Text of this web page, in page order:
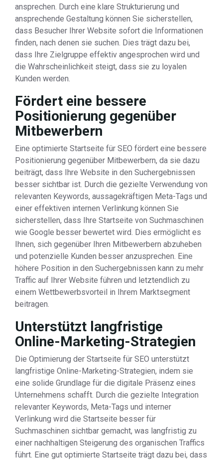
ansprechen. Durch eine klare Strukturierung und
ansprechende Gestaltung können Sie sicherstellen,
dass Besucher Ihrer Website sofort die Informationen
finden, nach denen sie suchen. Dies trägt dazu bei,
dass Ihre Zielgruppe effektiv angesprochen wird und
die Wahrscheinlichkeit steigt, dass sie zu loyalen
Kunden werden.
Fördert eine bessere
Positionierung gegenüber
Mitbewerbern
Eine optimierte Startseite für SEO fördert eine bessere
Positionierung gegenüber Mitbewerbern, da sie dazu
beiträgt, dass Ihre Website in den Suchergebnissen
besser sichtbar ist. Durch die gezielte Verwendung von
relevanten Keywords, aussagekräftigen Meta-Tags und
einer effektiven internen Verlinkung können Sie
sicherstellen, dass Ihre Startseite von Suchmaschinen
wie Google besser bewertet wird. Dies ermöglicht es
Ihnen, sich gegenüber Ihren Mitbewerbern abzuheben
und potenzielle Kunden besser anzusprechen. Eine
höhere Position in den Suchergebnissen kann zu mehr
Traffic auf Ihrer Website führen und letztendlich zu
einem Wettbewerbsvorteil in Ihrem Marktsegment
beitragen.
Unterstützt langfristige
Online-Marketing-Strategien
Die Optimierung der Startseite für SEO unterstützt
langfristige Online-Marketing-Strategien, indem sie
eine solide Grundlage für die digitale Präsenz eines
Unternehmens schafft. Durch die gezielte Integration
relevanter Keywords, Meta-Tags und interner
Verlinkung wird die Startseite besser für
Suchmaschinen sichtbar gemacht, was langfristig zu
einer nachhaltigen Steigerung des organischen Traffics
führt. Eine gut optimierte Startseite trägt dazu bei, dass